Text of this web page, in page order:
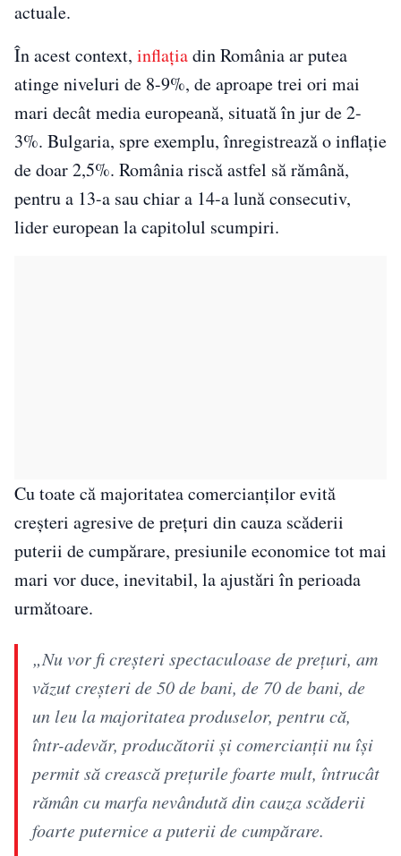
actuale.
În acest context, inflațiadin România ar putea
atinge niveluri de 8-9%, de aproape trei ori mai
mari decât media europeană, situată în jur de 2-
3%. Bulgaria, spre exemplu, înregistrează o inflație
de doar 2,5%. România riscă astfel să rămână,
pentru a 13-a sau chiar a 14-a lună consecutiv,
lider european la capitolul scumpiri.
Cu toate că majoritatea comercianților evită
creșteri agresive de prețuri din cauza scăderii
puterii de cumpărare, presiunile economice tot mai
mari vor duce, inevitabil, la ajustări în perioada
următoare.
„Nu vor fi creşteri spectaculoase de preţuri, am
văzut creşteri de 50 de bani, de 70 de bani, de
un leu la majoritatea produselor, pentru că,
într-adevăr, producătorii şi comercianţii nu îşi
permit să crească preţurile foarte mult, întrucât
rămân cu marfa nevândută din cauza scăderii
foarte puternice a puterii de cumpărare.